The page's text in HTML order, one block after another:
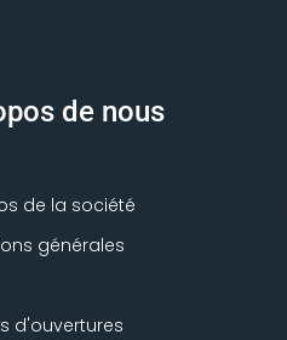
de nous
de la société
générales
d'ouvertures